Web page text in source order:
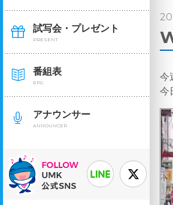
試写会・プレゼント
PRESENT
番組表
EPG
アナウンサー
ANNOUNCER
今
今